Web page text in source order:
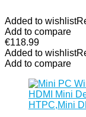
Added to wishlist
Add to compare
€118.99
Added to wishlist
Add to compare